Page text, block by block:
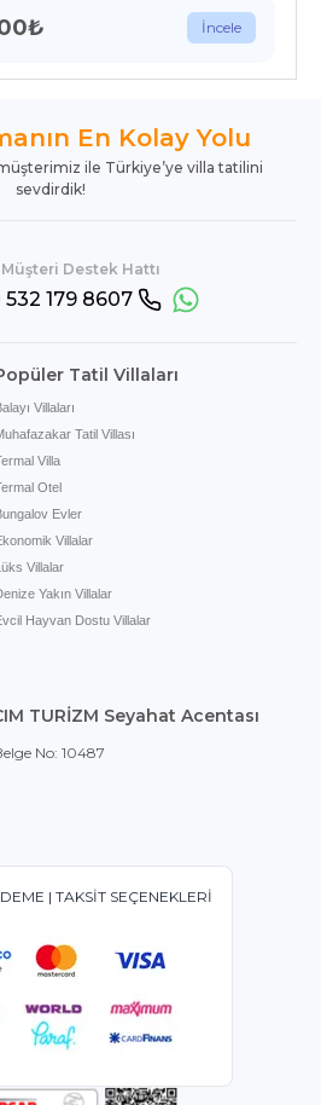
₺ İncele
En Kolay Yolu
ile Türkiye’ye villa tatilini
sevdirdik!
Destek Hattı
532 179 8607
Tatil Villaları
Villaları
Tatil Villası
Villa
Otel
Evler
Villalar
Lüks Villalar
Yakın Villalar
Hayvan Dostu Villalar
TURİZM Seyahat Acentası
No: 10487
| TAKSİT SEÇENEKLERİ